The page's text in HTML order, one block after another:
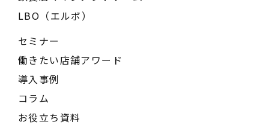
LBO（エルボ）
セミナー
働きたい店舗アワード
導入事例
コラム
お役立ち資料